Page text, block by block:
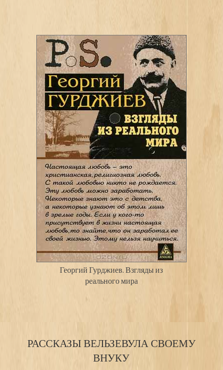
Георгий Гурджиев. Взгляды из
реального мира
РАССКАЗЫ ВЕЛЬЗЕВУЛА СВОЕМУ
ВНУКУ